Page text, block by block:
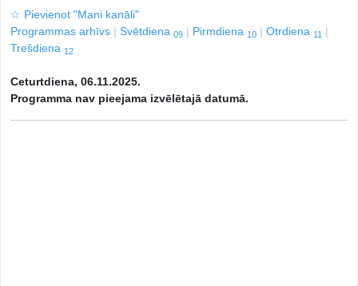
☆ Pievienot "Mani kanāli"
Programmas arhīvs
Svētdiena 09 Pirmdiena 10 Otrdiena 11
Trešdiena 12
Ceturtdiena, 06.11.2025.
Programma nav pieejama izvēlētajā datumā.